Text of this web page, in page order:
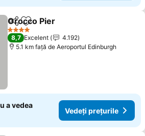
DistribuițiAdăugaţi la favorite
Orocco Pier
4 Stele
8,7 Excelent
4.192
5.1 km faţă de Aeroportul Edinburgh
a vedea
Vedeți prețurile